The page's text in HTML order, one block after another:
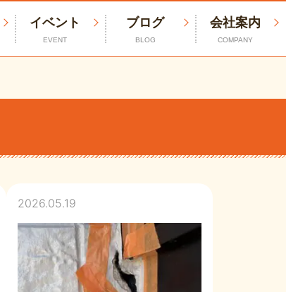
イベント
EVENT
ブログ
BLOG
会社案内
COMPANY
2026.05.19